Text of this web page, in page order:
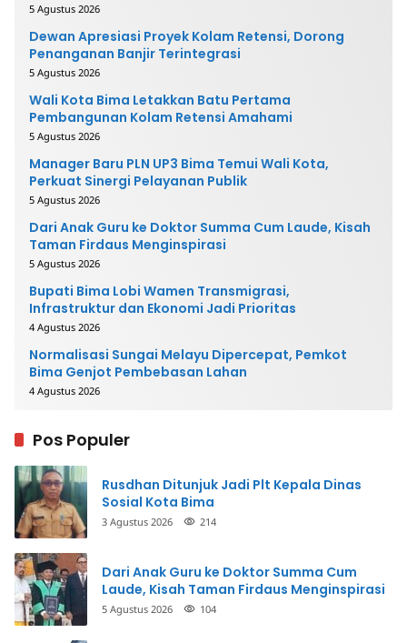
5 Agustus 2026
Dewan Apresiasi Proyek Kolam Retensi, Dorong
Penanganan Banjir Terintegrasi
5 Agustus 2026
Wali Kota Bima Letakkan Batu Pertama
Pembangunan Kolam Retensi Amahami
5 Agustus 2026
Manager Baru PLN UP3 Bima Temui Wali Kota,
Perkuat Sinergi Pelayanan Publik
5 Agustus 2026
Dari Anak Guru ke Doktor Summa Cum Laude, Kisah
Taman Firdaus Menginspirasi
5 Agustus 2026
Bupati Bima Lobi Wamen Transmigrasi,
Infrastruktur dan Ekonomi Jadi Prioritas
4 Agustus 2026
Normalisasi Sungai Melayu Dipercepat, Pemkot
Bima Genjot Pembebasan Lahan
4 Agustus 2026
Pos Populer
Rusdhan Ditunjuk Jadi Plt Kepala Dinas
Sosial Kota Bima
3 Agustus 2026 214
Dari Anak Guru ke Doktor Summa Cum
Laude, Kisah Taman Firdaus Menginspirasi
5 Agustus 2026 104